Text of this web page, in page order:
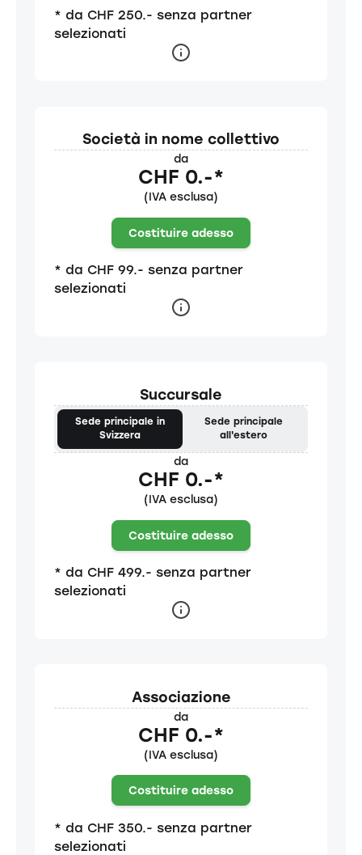
* da CHF 250.- senza partner
selezionati
Società in nome collettivo
da
CHF 0.-*
(IVA esclusa)
Costituire adesso
* da CHF 99.- senza partner
selezionati
Succursale
Sede principale in
Svizzera
Sede principale
all'estero
da
CHF 0.-*
(IVA esclusa)
Costituire adesso
* da CHF 499.- senza partner
selezionati
Associazione
da
CHF 0.-*
(IVA esclusa)
Costituire adesso
* da CHF 350.- senza partner
selezionati